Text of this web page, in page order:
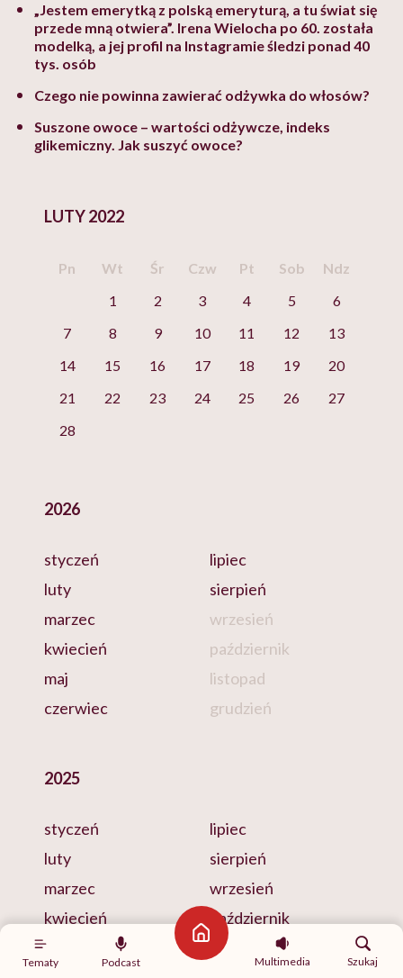
Tematy Podcast
Strona główna
Multimedia
Szukaj
„Jestem emerytką z polską emeryturą, a tu świat się
przede mną otwiera”. Irena Wielocha po 60. została
modelką, a jej profil na Instagramie śledzi ponad 40
tys. osób
Czego nie powinna zawierać odżywka do włosów?
Suszone owoce – wartości odżywcze, indeks
glikemiczny. Jak suszyć owoce?
LUTY 2022
Pn Wt Śr Czw Pt Sob
Ndz
1
2 3 4 5
6
7
8 9 10 11 12
13
14
15 16 17 18 19
20
21
22 23 24 25 26
27
28
2026
styczeń
luty
marzec
kwiecień
maj
czerwiec
lipiec
sierpień
wrzesień
październik
listopad
grudzień
2025
styczeń
luty
marzec
kwiecień
maj
lipiec
sierpień
wrzesień
październik
listopad